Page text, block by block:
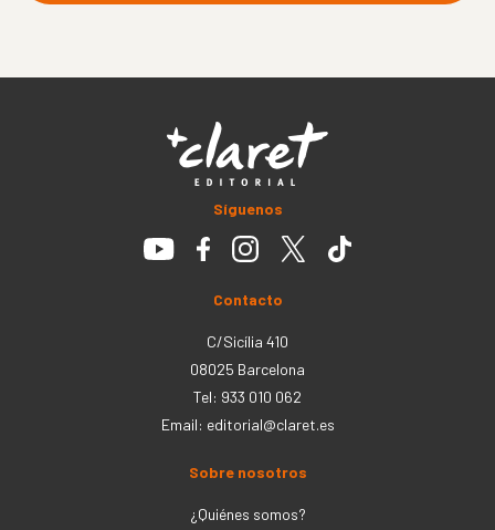
Síguenos
Contacto
C/Sicília 410
08025 Barcelona
Tel: 933 010 062
Email: editorial@claret.es
Sobre nosotros
¿Quiénes somos?